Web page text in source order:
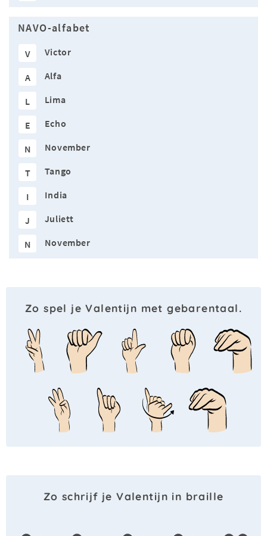
NAVO-alfabet
V Victor
A Alfa
L Lima
E Echo
N November
T Tango
I India
J Juliett
N November
Zo spel je Valentijn met gebarentaal.
Zo schrijf je Valentijn in braille